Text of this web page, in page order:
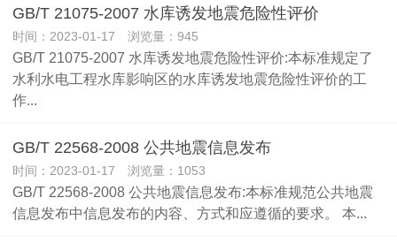
GB/T 21075-2007 水库诱发地震危险性评价
时间：2023-01-17 浏览量：945
GB/T 21075-2007 水库诱发地震危险性评价:本标准规定了
水利水电工程水库影响区的水库诱发地震危险性评价的工
作...
GB/T 22568-2008 公共地震信息发布
时间：2023-01-17 浏览量：1053
GB/T 22568-2008 公共地震信息发布:本标准规范公共地震
信息发布中信息发布的内容、方式和应遵循的要求。 本...